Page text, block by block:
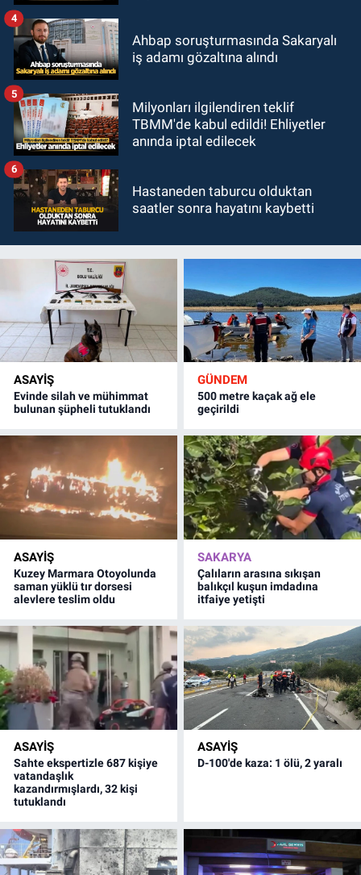
Ahbap soruşturmasında Sakaryalı
iş adamı gözaltına alındı
4
Milyonları ilgilendiren teklif
TBMM'de kabul edildi! Ehliyetler
anında iptal edilecek
5
Hastaneden taburcu olduktan
saatler sonra hayatını kaybetti
6
ASAYİŞ
Evinde silah ve mühimmat
bulunan şüpheli tutuklandı
GÜNDEM
500 metre kaçak ağ ele
geçirildi
ASAYİŞ
Kuzey Marmara Otoyolunda
saman yüklü tır dorsesi
alevlere teslim oldu
SAKARYA
Çalıların arasına sıkışan
balıkçıl kuşun imdadına
itfaiye yetişti
ASAYİŞ
Sahte ekspertizle 687 kişiye
vatandaşlık
kazandırmışlardı, 32 kişi
tutuklandı
ASAYİŞ
D-100'de kaza: 1 ölü, 2 yaralı